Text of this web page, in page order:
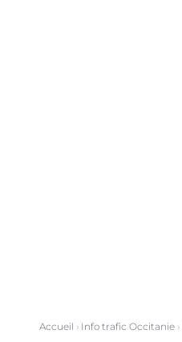
Accueil › Info trafic Occitanie›